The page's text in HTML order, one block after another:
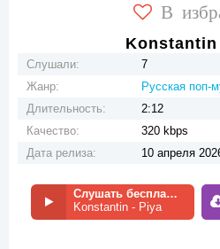
В
Konstantin
Слушали:
7
Жанр:
Русская поп-
Длительность:
2:12
Качество:
320 kbps
Дата релиза:
10 апреля
Слушать бесплатно
Konstantin - Piya